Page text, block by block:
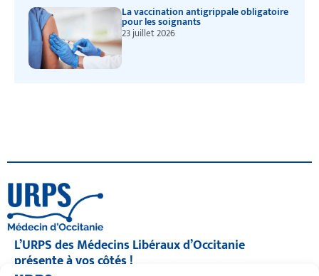
La vaccination antigrippale obligatoire
pour les soignants
23 juillet 2026
L’URPS des Médecins Libéraux d’Occitanie
présente à vos côtés !